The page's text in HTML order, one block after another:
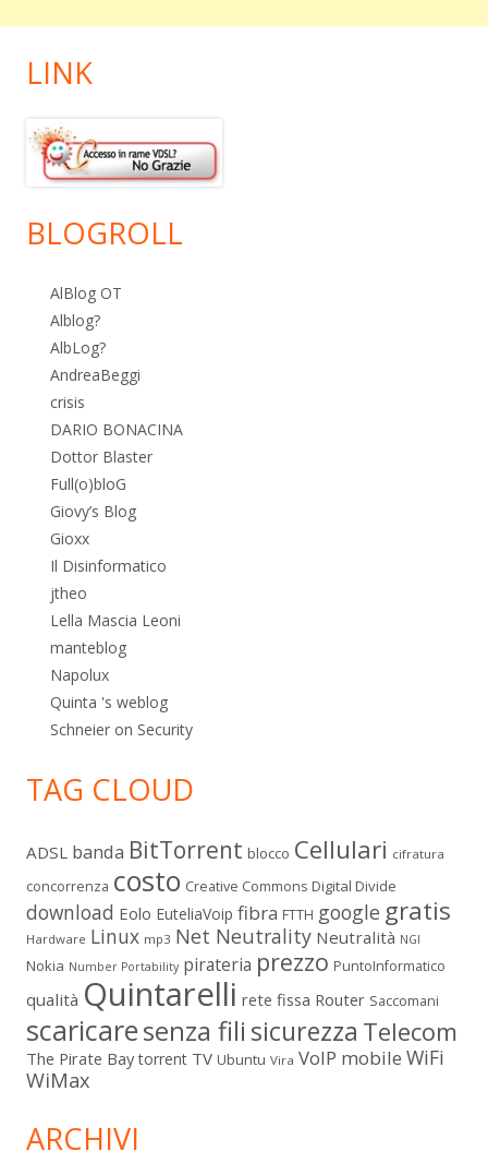
LINK
BLOGROLL
AlBlog OT
Alblog?
AlbLog?
AndreaBeggi
crisis
DARIO BONACINA
Dottor Blaster
Full(o)bloG
Giovy’s Blog
Gioxx
Il Disinformatico
jtheo
Lella Mascia Leoni
manteblog
Napolux
Quinta 's weblog
Schneier on Security
TAG CLOUD
ADSL banda BitTorrent blocco Cellulari cifratura
concorrenza costo Creative Commons Digital Divide
download Eolo EuteliaVoip fibra FTTH google gratis
Hardware Linux mp3 Net Neutrality Neutralità NGI
Nokia Number Portability pirateria prezzo PuntoInformatico
qualità Quintarelli rete fissa Router Saccomani
scaricaresenza fili sicurezza Telecom
The Pirate Bay torrent TV Ubuntu Vira VoIP mobile WiFi
WiMax
ARCHIVI